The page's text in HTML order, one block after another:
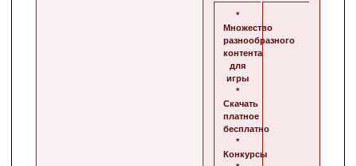
*
Множество
разнообразного
контента
для
игры
*
Скачать
платное
бесплатно
*
Конкурсы